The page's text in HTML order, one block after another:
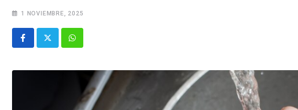
1 NOVIEMBRE, 2025
Whatsapp